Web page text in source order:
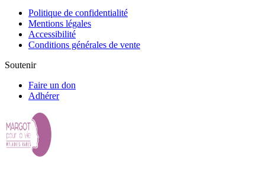
Politique de confidentialité
Mentions légales
Accessibilité
Conditions générales de vente
Soutenir
Faire un don
Adhérer